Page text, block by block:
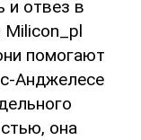
и отвез в
Milicon_pl
помогают
Анджелесе
она